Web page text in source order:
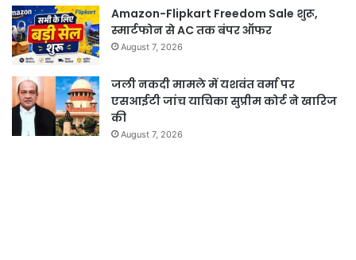
Amazon-Flipkart Freedom Sale शुरू,
स्मार्टफोन से AC तक बंपर ऑफर
August 7, 2026
जली नकदी मामले में यशवंत वर्मा पर
एसआईटी जांच याचिका सुप्रीम कोर्ट ने खारिज
की
August 7, 2026